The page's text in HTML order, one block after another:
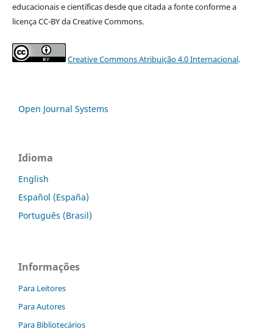
educacionais e científicas desde que citada a fonte conforme a
licença CC-BY da Creative Commons.
Creative Commons Atribuição 4.0 Internacional.
Open Journal Systems
Idioma
English
Español (España)
Português (Brasil)
Informações
Para Leitores
Para Autores
Para Bibliotecários